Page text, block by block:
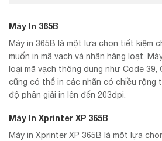
Máy In 365B
Máy in 365B là một lựa chọn tiết kiệm
muốn in mã vạch và nhãn hàng loạt.
loại mã vạch thông dụng như Code 39,
cũng có thể in các nhãn có chiều rộng
độ phân giải in lên đến 203dpi.
Máy In Xprinter XP 365B
Máy in Xprinter XP 365B là một lựa